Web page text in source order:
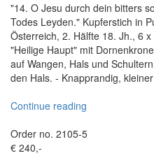
"14. O Jesu durch dein bitters
Todes Leyden." Kupferstich in
Österreich, 2. Hälfte 18. Jh., 6
"Heilige Haupt" mit
auf Wangen, Hals und
den Hals. - Knapprandig,
Continue reading
Order no. 2105-5
€ 240,-